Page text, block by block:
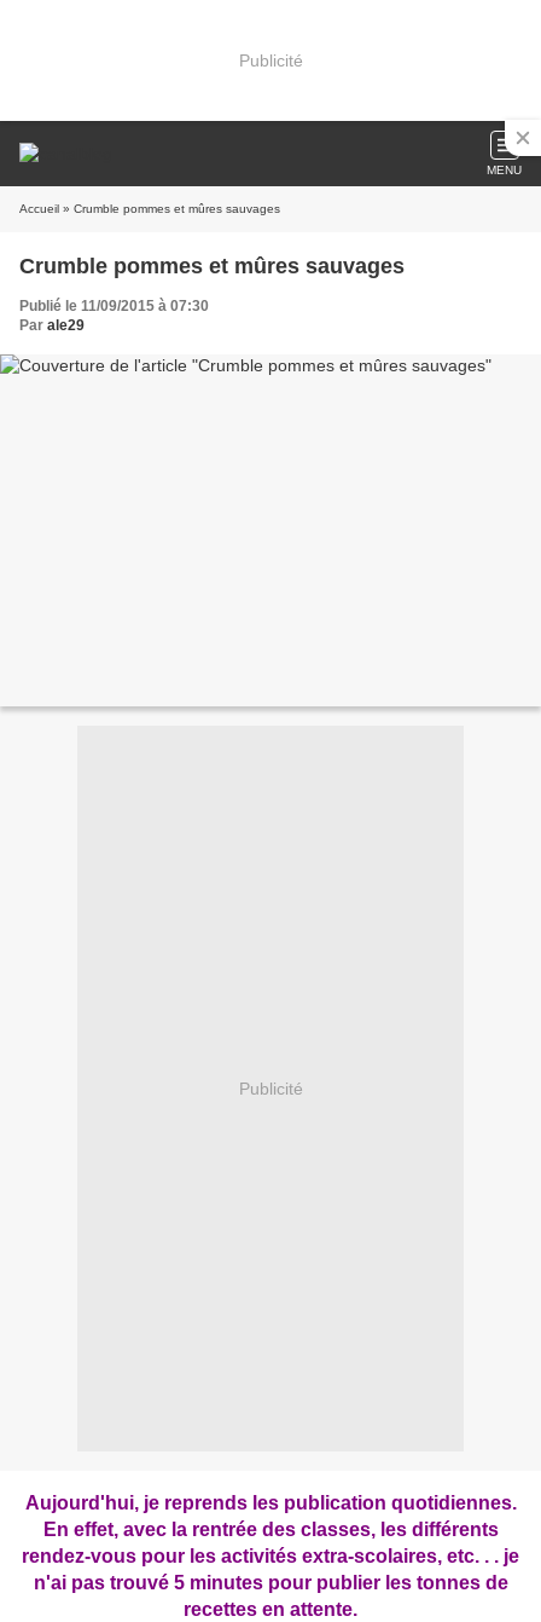
Publicité
MENU
Accueil » Crumble pommes et mûres sauvages
Crumble pommes et mûres sauvages
Publié le 11/09/2015 à 07:30
Par ale29
Publicité
Aujourd'hui, je reprends les publication quotidiennes.
En effet, avec la rentrée des classes, les différents
rendez-vous pour les activités extra-scolaires, etc. . . je
n'ai pas trouvé 5 minutes pour publier les tonnes de
recettes en attente.